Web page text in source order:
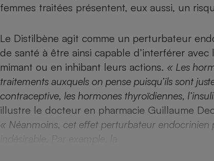
femmes traitées présentent, eux aussi, un
Le Distilbène agit comme un perturbateur
de santé à être ainsi capable d’interférer
mimant ou en inhibant leurs actions. « Les
traitements auxquels on pense puisqu’ils sont
contraceptive, les hormones thyroïdiennes,
illustre le docteur en pharmacie Guillaume
« Néanmoins, cet effet perturbateur endocrinien
indésirable. Par exemple, la
Plaque de
induction
Téléphone
Smartphone
Climatiseur -